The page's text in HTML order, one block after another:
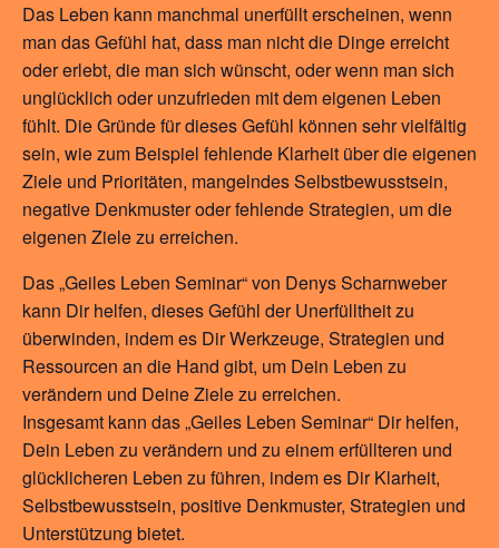
Das Leben kann manchmal unerfüllt erscheinen, wenn
man das Gefühl hat, dass man nicht die Dinge erreicht
oder erlebt, die man sich wünscht, oder wenn man sich
unglücklich oder unzufrieden mit dem eigenen Leben
fühlt. Die Gründe für dieses Gefühl können sehr vielfältig
sein, wie zum Beispiel fehlende Klarheit über die eigenen
Ziele und Prioritäten, mangelndes Selbstbewusstsein,
negative Denkmuster oder fehlende Strategien, um die
eigenen Ziele zu erreichen.
Das „Geiles Leben Seminar“ von Denys Scharnweber
kann Dir helfen, dieses Gefühl der Unerfülltheit zu
überwinden, indem es Dir Werkzeuge, Strategien und
Ressourcen an die Hand gibt, um Dein Leben zu
verändern und Deine Ziele zu erreichen.
Insgesamt kann das „Geiles Leben Seminar“ Dir helfen,
Dein Leben zu verändern und zu einem erfüllteren und
glücklicheren Leben zu führen, indem es Dir Klarheit,
Selbstbewusstsein, positive Denkmuster, Strategien und
Unterstützung bietet.